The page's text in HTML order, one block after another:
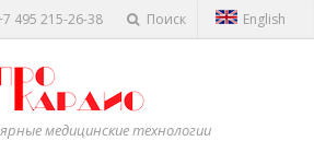
495 215-26-38 Поиск English
медицинские технологии